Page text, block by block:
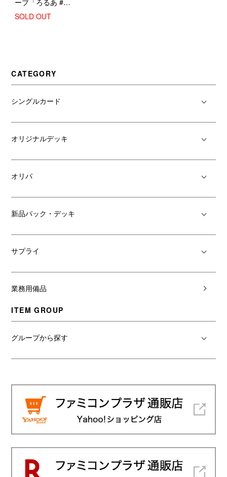
ーブ「ろるあ #1」
【スタンダードサ
SOLD OUT
CATEGORY
シングルカード
オリジナルデッキ
オリパ
新品パック・デッキ
サプライ
業務用備品
ITEM GROUP
グループから探す